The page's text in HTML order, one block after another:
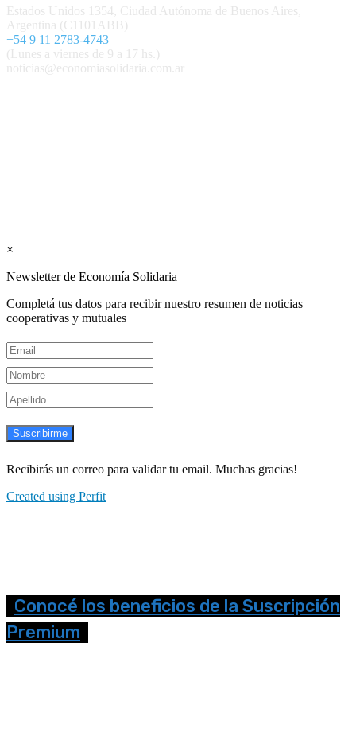
Estados Unidos 1354, Ciudad Autónoma de Buenos Aires,
Argentina (C1101ABB)
+54 9 11 2783-4743
(Lunes a viernes de 9 a 17 hs.)
noticias@economiasolidaria.com.ar
×
Newsletter de Economía Solidaria
Completá tus datos para recibir nuestro resumen de noticias
cooperativas y mutuales
Suscribirme
Recibirás un correo para validar tu email. Muchas gracias!
Created using Perfit
Conocé los beneficios de la Suscripción
Premium